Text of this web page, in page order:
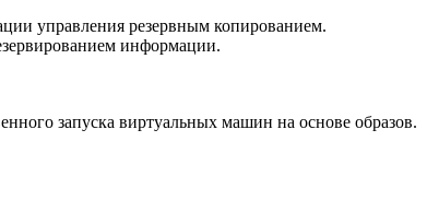
управления резервным копированием.
информации.
запуска виртуальных машин на основе образов.